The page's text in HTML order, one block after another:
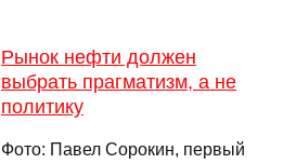
Рынок нефти должен
выбрать прагматизм, а не
политику
Фото: Павел Сорокин, первый